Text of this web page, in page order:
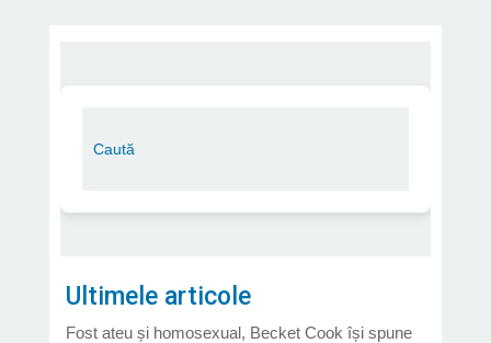
Ultimele articole
Fost ateu și homosexual, Becket Cook își spune